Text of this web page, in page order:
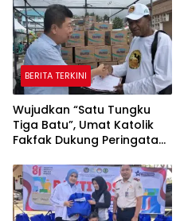
BERITA TERKINI
Wujudkan “Satu Tungku
Tiga Batu”, Umat Katolik
Fakfak Dukung Peringatan
Papua